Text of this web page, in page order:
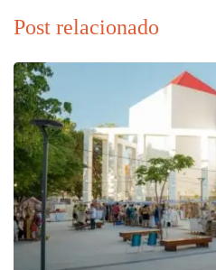
Post relacionado